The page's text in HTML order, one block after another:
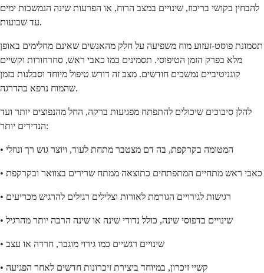
להבחין בקושי בריכוז, שינויים במצב הרוח, או הפרעות שינה הנמשכות ימים
עד שבועות.
תסמונת פוסט-זעזוע מוח משפיעה על חלק מהאנשים שאינם מחלימים באופן
מלא בפרק הזמן הטיפוסי. תסמינים כמו כאבי ראש, סחרחורות וקשיים
קוגניטיביים נמשכים חודשים. מצב זה דורש טיפול מיוחד וסבלנות בזמן
שהמוח נרפא בהדרגה.
להלן סיבוכים שיכולים להתפתח מפגיעות ברקה, החל מהנפוצים יותר ועד
הנדירים יותר:
• המטומה בקרקפת, בה דם מצטבר מתחת לעור, ויוצר גוש רך ונוזלי
• כאבי ראש מתחיים המתפתחים כתוצאה ממתח שרירים בצוואר ובקרקפת
• רגישות לגירויים הגורמת לאורות וצלילים רגילים להרגיש מכריעים
• שינויים בדפוסי שינה, כולל נדודי שינה או שינה הרבה יותר מהרגיל
• שינויים רגשיים כמו גירוי מוגבר, חרדה או עצב
• קשיי זיכרון, במיוחד ביצירת זיכרונות חדשים לאחר הפגיעה